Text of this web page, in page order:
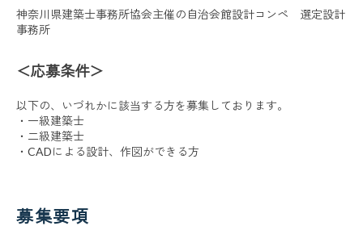
神奈川県建築士事務所協会主催の自治会館設計コンペ 選定設計
事務所
＜応募条件＞
以下の、いづれかに該当する方を募集しております。
・一級建築士
・二級建築士
・CADによる設計、作図ができる方
募集要項